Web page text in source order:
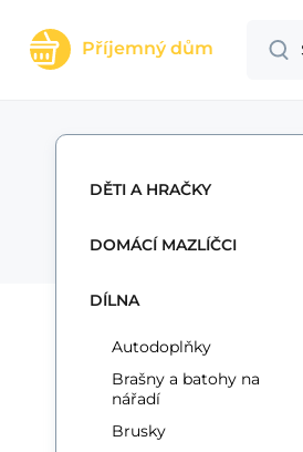
Příjemný dům
DĚTI A HRAČKY
DOMÁCÍ MAZLÍČCI
DÍLNA
Autodoplňky
Brašny a batohy na
nářadí
Brusky